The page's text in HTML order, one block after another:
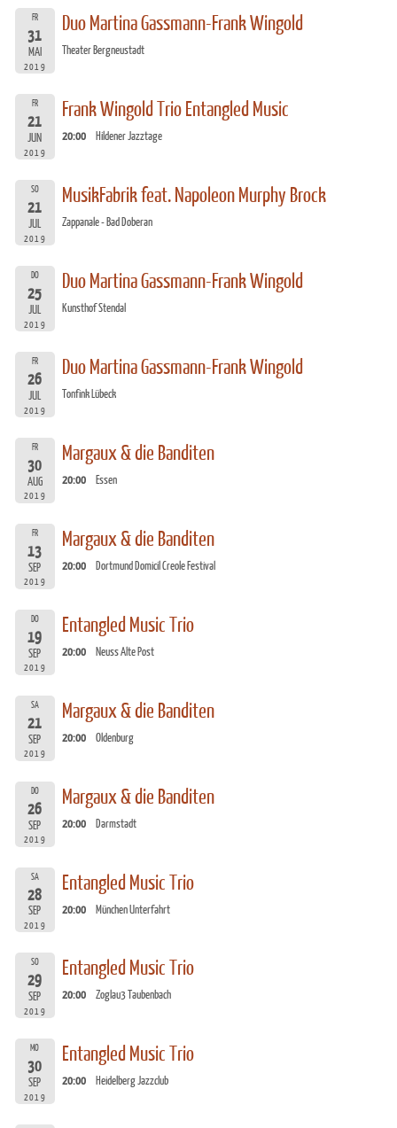
FR
31
MAI
2019
Duo Martina Gassmann-Frank Wingold
Theater Bergneustadt
FR
21
JUN
2019
Frank Wingold Trio Entangled Music
20:00 Hildener Jazztage
SO
21
JUL
2019
MusikFabrik feat. Napoleon Murphy Brock
Zappanale - Bad Doberan
DO
25
JUL
2019
Duo Martina Gassmann-Frank Wingold
Kunsthof Stendal
FR
26
JUL
2019
Duo Martina Gassmann-Frank Wingold
Tonfink Lübeck
FR
30
AUG
2019
Margaux & die Banditen
20:00 Essen
FR
13
SEP
2019
Margaux & die Banditen
20:00 Dortmund Domicil Creole Festival
DO
19
SEP
2019
Entangled Music Trio
20:00 Neuss Alte Post
SA
21
SEP
2019
Margaux & die Banditen
20:00 Oldenburg
DO
26
SEP
2019
Margaux & die Banditen
20:00 Darmstadt
SA
28
SEP
2019
Entangled Music Trio
20:00 München Unterfahrt
SO
29
SEP
2019
Entangled Music Trio
20:00 Zoglau3 Taubenbach
MO
30
SEP
2019
Entangled Music Trio
20:00 Heidelberg Jazzclub